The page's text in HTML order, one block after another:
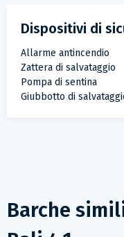
dispositivi di
Allarme antincendio
Zattera di salvataggio
Pompa di sentina
Giubbotto di
Barche